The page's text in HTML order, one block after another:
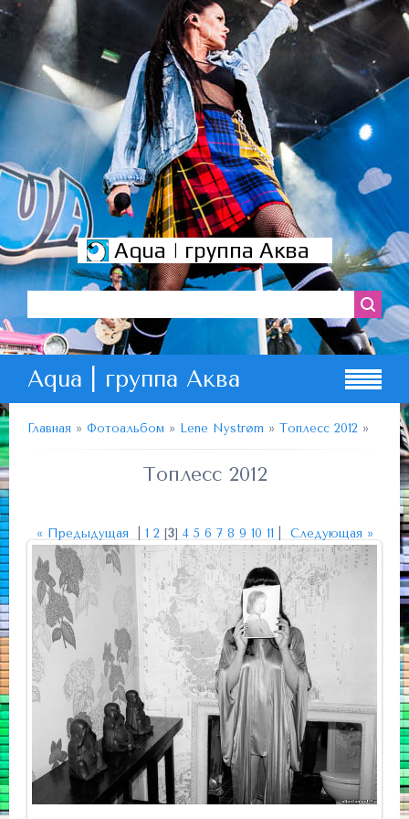
Aqua | группа Аква
Aqua | группа Аква
Главная » Фотоальбом » Lene Nystrøm » Топлесс 2012 »
Топлесс 2012
« Предыдущая 1 2[3] 4 5 6 7 8 9 10 11 Следующая »